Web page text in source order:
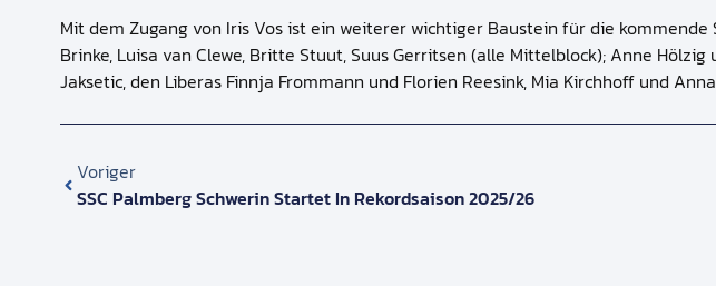
Mit dem Zugang von Iris Vos ist ein weiterer wichtiger Baustein für die
Brinke, Luisa van Clewe, Britte Stuut, Suus Gerritsen (alle Mittelblock); Anne
Jaksetic, den Liberas Finnja Frommann und Florien Reesink, Mia Kirchhoff und
Voriger
SSC Palmberg Schwerin Startet In Rekordsaison 2025/26